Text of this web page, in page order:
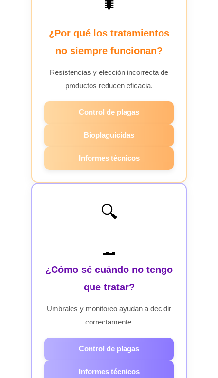
¿Por qué los tratamientos
no siempre funcionan?
Resistencias y elección incorrecta de
productos reducen eficacia.
Control de plagas
Bioplaguicidas
Informes técnicos
🔍
¿Cómo sé cuándo no tengo
que tratar?
Umbrales y monitoreo ayudan a decidir
correctamente.
Control de plagas
Informes técnicos